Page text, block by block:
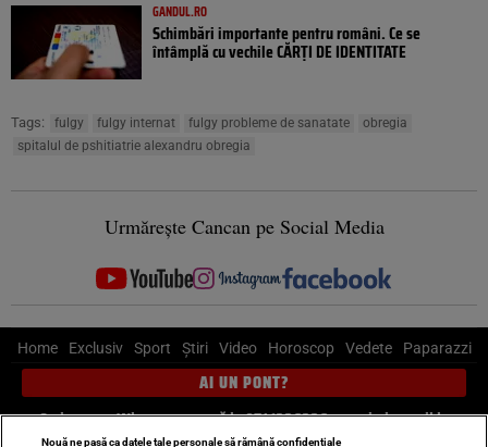
GANDUL.RO
Schimbări importante pentru români. Ce se
întâmplă cu vechile CĂRȚI DE IDENTITATE
Tags: fulgy fulgy internat fulgy probleme de sanatate
obregia
spitalul de pshitiatrie alexandru obregia
Urmărește Cancan pe Social Media
Home Exclusiv Sport Știri Video Horoscop Vedete Paparazzi
AI UN PONT?
Scrie-ne pe Whatsapp, sună la 0741226226 sau trimite mail la
Nouă ne pasă ca datele tale personale să rămână confidențiale